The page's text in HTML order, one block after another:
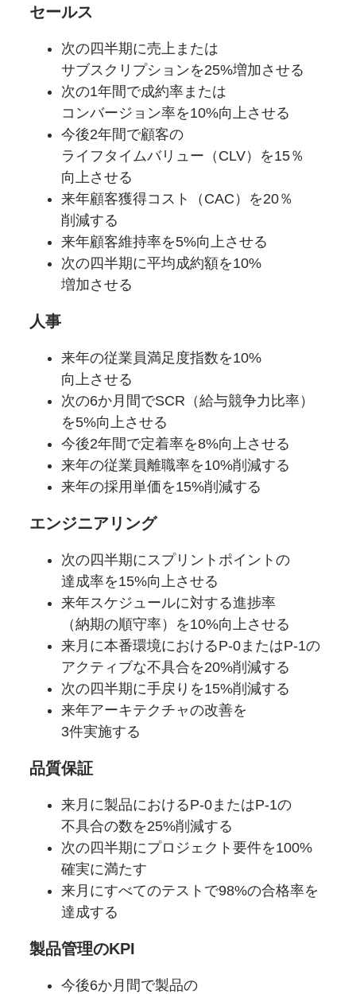
セールス
次の四半期に売上または
サブスクリプションを25%増加させる
次の1年間で成約率または
コンバージョン率を10%向上させる
今後2年間で顧客の
ライフタイムバリュー （CLV）を15％
向上させる
来年顧客獲得コスト （CAC）を20％
削減する
来年顧客維持率を5%向上させる
次の四半期に平均成約額を10%
増加させる
人事
来年の従業員満足度指数を10%
向上させる
次の6か 月間でSCR （給与競争力比率）
を5%向上させる
今後2年間で定着率を8%向上させる
来年の従業員離職率を10%削減する
来年の採用単価を15%削減する
エンジニアリング
次の四半期に スプリントポイントの
達成率を15%向上させる
来年スケジュールに対する進捗率
（納期の順守率）を10%向上させる
来月に本番環境におけるP-0またはP-1の
アクティブな不具合を20%削減する
次の四半期に手戻りを15%削減する
来年アーキテクチャの改善を
3件実施する
品質保証
来月に製品におけるP-0またはP-1の
不具合の数を25%削減する
次の四半期にプロジェクト要件を100%
確実に満たす
来月にすべてのテストで98%の合格率を
達成する
製品管理のKPI
今後6か 月間で製品の